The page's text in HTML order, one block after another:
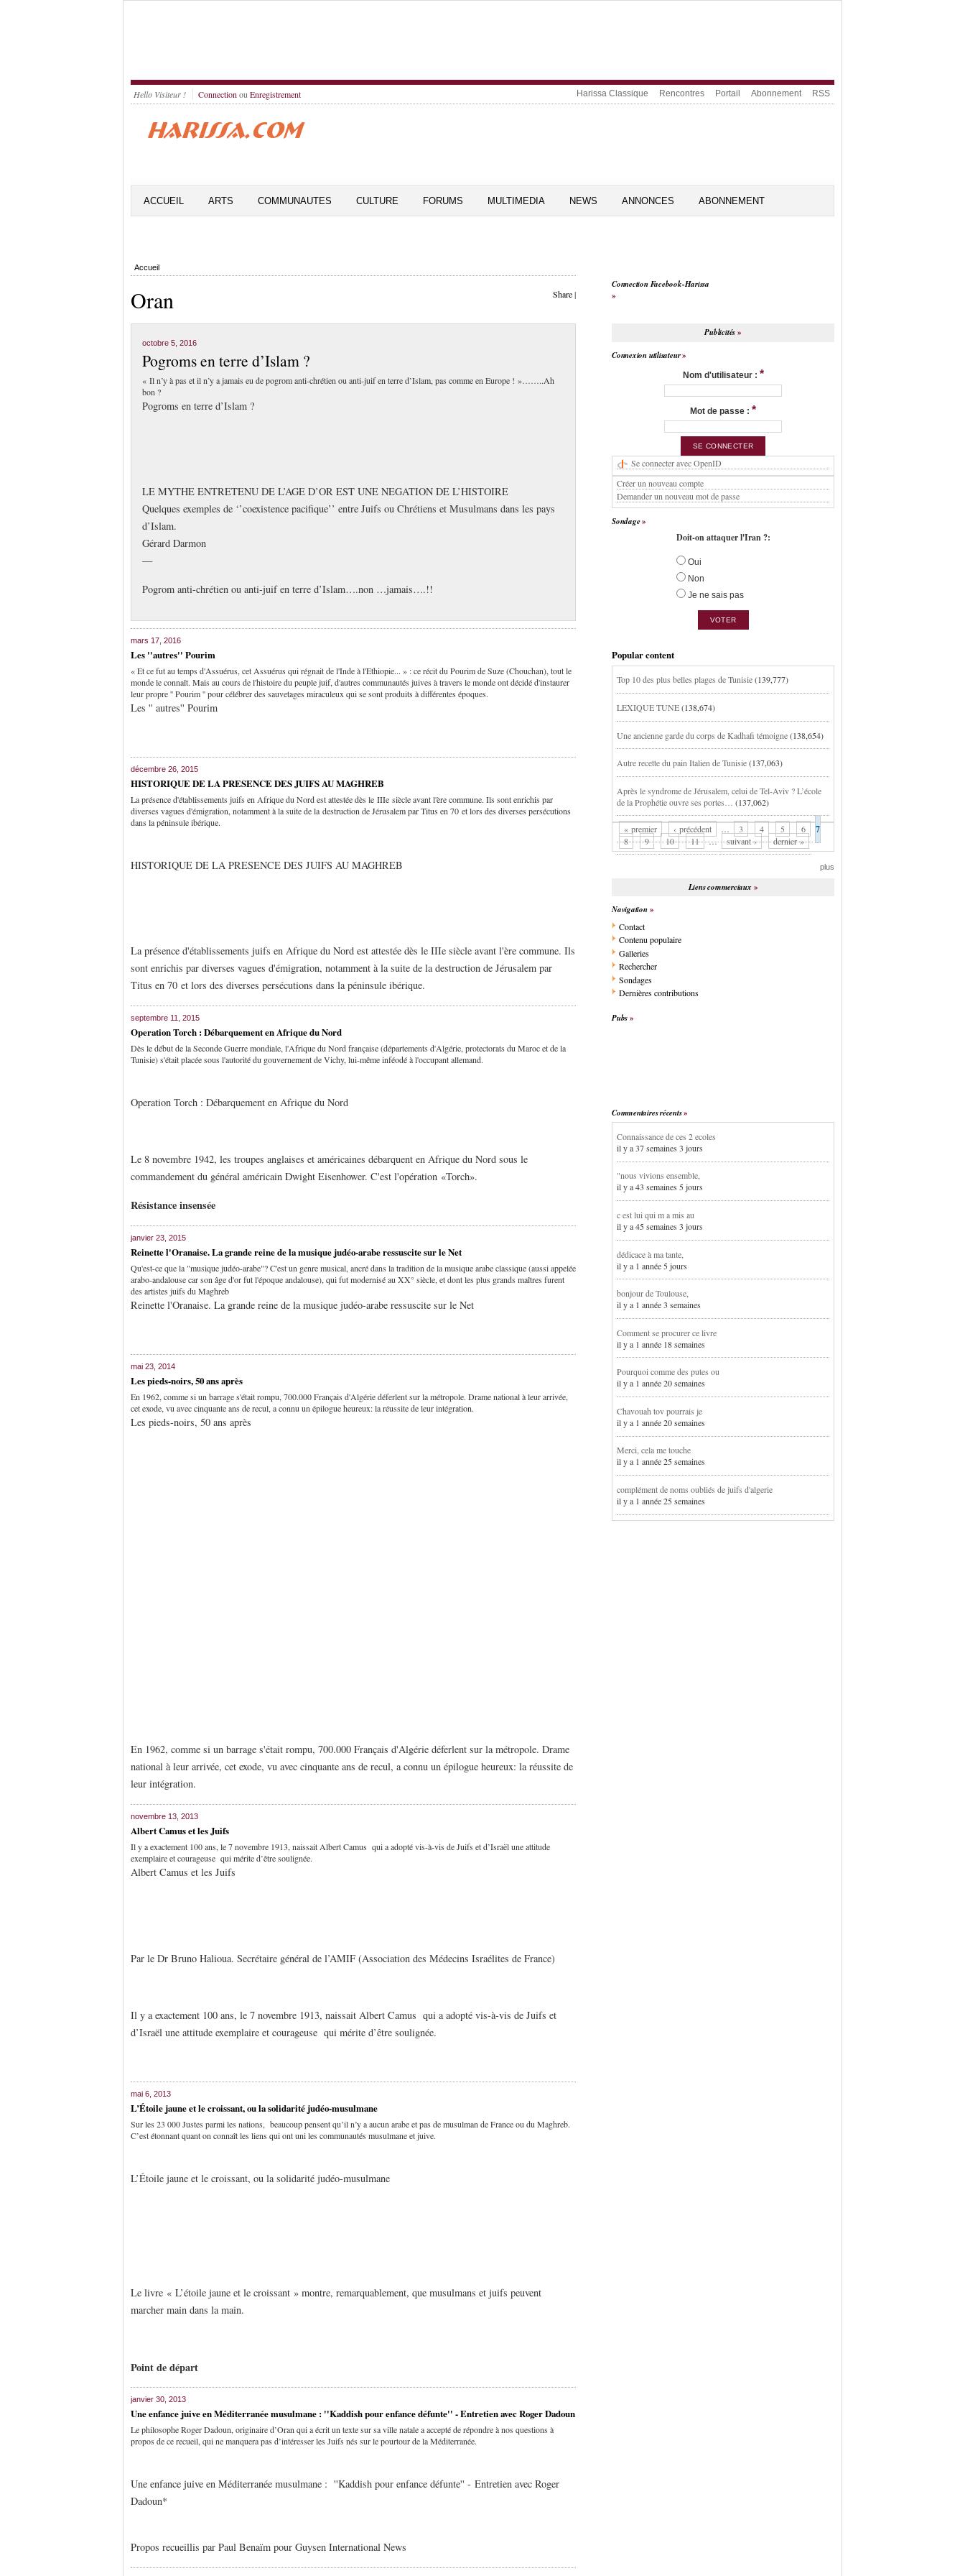
Hello Visiteur ! Connection ou Enregistrement Harissa Classique Rencontres Portail Abonnement RSS
ACCUEIL ARTS COMMUNAUTES CULTURE FORUMS MULTIMEDIA NEWS ANNONCES ABONNEMENT
Accueil
Share|
Oran
octobre 5, 2016
Pogroms en terre d’Islam ?
« Il n’y à pas et il n’y a jamais eu de pogrom anti-chrétien ou anti-juif en terre d’Islam, pas comme en Europe ! »……..Ah
bon ?
Pogroms en terre d’Islam ?
LE MYTHE ENTRETENU DE L’AGE D’OR EST UNE NEGATION DE L’HISTOIRE
Quelques exemples de ‘’coexistence pacifique’’ entre Juifs ou Chrétiens et Musulmans dans les pays
d’Islam.
Gérard Darmon
—
Pogrom anti-chrétien ou anti-juif en terre d’Islam….non …jamais….!!
mars 17, 2016
Les ''autres'' Pourim
« Et ce fut au temps d'Assuérus, cet Assuérus qui régnait de l'Inde à l'Ethiopie... » : ce récit du Pourim de Suze (Chouchan), tout le
monde le connaît. Mais au cours de l'histoire du peuple juif, d'autres communautés juives à travers le monde ont décidé d'instaurer
leur propre '' Pourim '' pour célébrer des sauvetages miraculeux qui se sont produits à différentes époques.
Les '' autres'' Pourim
décembre 26, 2015
HISTORIQUE DE LA PRESENCE DES JUIFS AU MAGHREB
La présence d'établissements juifs en Afrique du Nord est attestée dès le IIIe siècle avant l'ère commune. Ils sont enrichis par
diverses vagues d'émigration, notamment à la suite de la destruction de Jérusalem par Titus en 70 et lors des diverses persécutions
dans la péninsule ibérique.
HISTORIQUE DE LA PRESENCE DES JUIFS AU MAGHREB
La présence d'établissements juifs en Afrique du Nord est attestée dès le IIIe siècle avant l'ère commune. Ils
sont enrichis par diverses vagues d'émigration, notamment à la suite de la destruction de Jérusalem par
Titus en 70 et lors des diverses persécutions dans la péninsule ibérique.
septembre 11, 2015
Operation Torch : Débarquement en Afrique du Nord
Dès le début de la Seconde Guerre mondiale, l'Afrique du Nord française (départements d'Algérie, protectorats du Maroc et de la
Tunisie) s'était placée sous l'autorité du gouvernement de Vichy, lui-même inféodé à l'occupant allemand.
Operation Torch : Débarquement en Afrique du Nord
Le 8 novembre 1942, les troupes anglaises et américaines débarquent en Afrique du Nord sous le
commandement du général américain Dwight Eisenhower. C'est l'opération «Torch».
Résistance insensée
janvier 23, 2015
Reinette l'Oranaise. La grande reine de la musique judéo-arabe ressuscite sur le Net
Qu'est-ce que la "musique judéo-arabe"? C'est un genre musical, ancré dans la tradition de la musique arabe classique (aussi appelée
arabo-andalouse car son âge d'or fut l'époque andalouse), qui fut modernisé au XX° siècle, et dont les plus grands maîtres furent
des artistes juifs du Maghreb
Reinette l'Oranaise. La grande reine de la musique judéo-arabe ressuscite sur le Net
mai 23, 2014
Les pieds-noirs, 50 ans après
En 1962, comme si un barrage s'était rompu, 700.000 Français d'Algérie déferlent sur la métropole. Drame national à leur arrivée,
cet exode, vu avec cinquante ans de recul, a connu un épilogue heureux: la réussite de leur intégration.
Les pieds-noirs, 50 ans après
En 1962, comme si un barrage s'était rompu, 700.000 Français d'Algérie déferlent sur la métropole. Drame
national à leur arrivée, cet exode, vu avec cinquante ans de recul, a connu un épilogue heureux: la réussite de
leur intégration.
novembre 13, 2013
Albert Camus et les Juifs
Il y a exactement 100 ans, le 7 novembre 1913, naissait Albert Camus qui a adopté vis-à-vis de Juifs et d’Israël une attitude
exemplaire et courageuse qui mérite d’être soulignée.
Albert Camus et les Juifs
Par le Dr Bruno Halioua. Secrétaire général de l’AMIF (Association des Médecins Israélites de France)
Il y a exactement 100 ans, le 7 novembre 1913, naissait Albert Camus qui a adopté vis-à-vis de Juifs et
d’Israël une attitude exemplaire et courageuse qui mérite d’être soulignée.
mai 6, 2013
L’Étoile jaune et le croissant, ou la solidarité judéo-musulmane
Sur les 23 000 Justes parmi les nations, beaucoup pensent qu’il n’y a aucun arabe et pas de musulman de France ou du Maghreb.
C’est étonnant quant on connaît les liens qui ont uni les communautés musulmane et juive.
L’Étoile jaune et le croissant, ou la solidarité judéo-musulmane
Le livre « L’étoile jaune et le croissant » montre, remarquablement, que musulmans et juifs peuvent
marcher main dans la main.
Point de départ
janvier 30, 2013
Une enfance juive en Méditerranée musulmane : ''Kaddish pour enfance défunte'' - Entretien avec Roger Dadoun
Le philosophe Roger Dadoun, originaire d’Oran qui a écrit un texte sur sa ville natale a accepté de répondre à nos questions à
propos de ce recueil, qui ne manquera pas d’intéresser les Juifs nés sur le pourtour de la Méditerranée.
Une enfance juive en Méditerranée musulmane : ''Kaddish pour enfance défunte'' - Entretien avec Roger
Dadoun*
Propos recueillis par Paul Benaïm pour Guysen International News
Connection Facebook-Harissa
Publicités
Connexion utilisateur
Nom d'utilisateur : *
Mot de passe : *
Se connecter avec OpenID
Créer un nouveau compte
Demander un nouveau mot de passe
Sondage
Doit-on attaquer l'Iran ?:
Oui
Non
Je ne sais pas
Popular content
Top 10 des plus belles plages de Tunisie(139,777)
LEXIQUE TUNE(138,674)
Une ancienne garde du corps de Kadhafi témoigne(138,654)
Autre recette du pain Italien de Tunisie(137,063)
Après le syndrome de Jérusalem, celui de Tel-Aviv ? L’école
de la Prophétie ouvre ses portes…
(137,062)
« premier ‹ précédent … 3 4 5 6 7
8 9 10 11 … suivant › dernier »
plus
Liens commerciaux
Navigation
Contact
Contenu populaire
Galleries
Rechercher
Sondages
Dernières contributions
Pubs
Commentaires récents
Connaissance de ces 2 ecoles
il y a 37 semaines 3 jours
"nous vivions ensemble,
il y a 43 semaines 5 jours
c est lui qui m a mis au
il y a 45 semaines 3 jours
dédicace à ma tante,
il y a 1 année 5 jours
bonjour de Toulouse,
il y a 1 année 3 semaines
Comment se procurer ce livre
il y a 1 année 18 semaines
Pourquoi comme des putes ou
il y a 1 année 20 semaines
Chavouah tov pourrais je
il y a 1 année 20 semaines
Merci, cela me touche
il y a 1 année 25 semaines
complément de noms oubliés de juifs d'algerie
il y a 1 année 25 semaines